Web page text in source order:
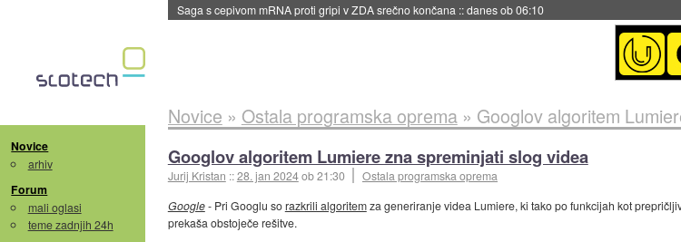
Saga s cepivom mRNA proti gripi v ZDA srečno končana ::danes ob 06:10
Novice
arhiv
Forum
mali oglasi
teme zadnjih 24h
Novice » Ostala programska oprema» Googlov algoritem
Googlov algoritem Lumiere zna spreminjati slog videa
Jurij Kristan ::28. jan 2024ob 21:30 Ostala programska oprema
Google- Pri Googlu sorazkrili algoritemza generiranje videa Lumiere, ki tako po funkcijah kot
prekaša obstoječe rešitve.